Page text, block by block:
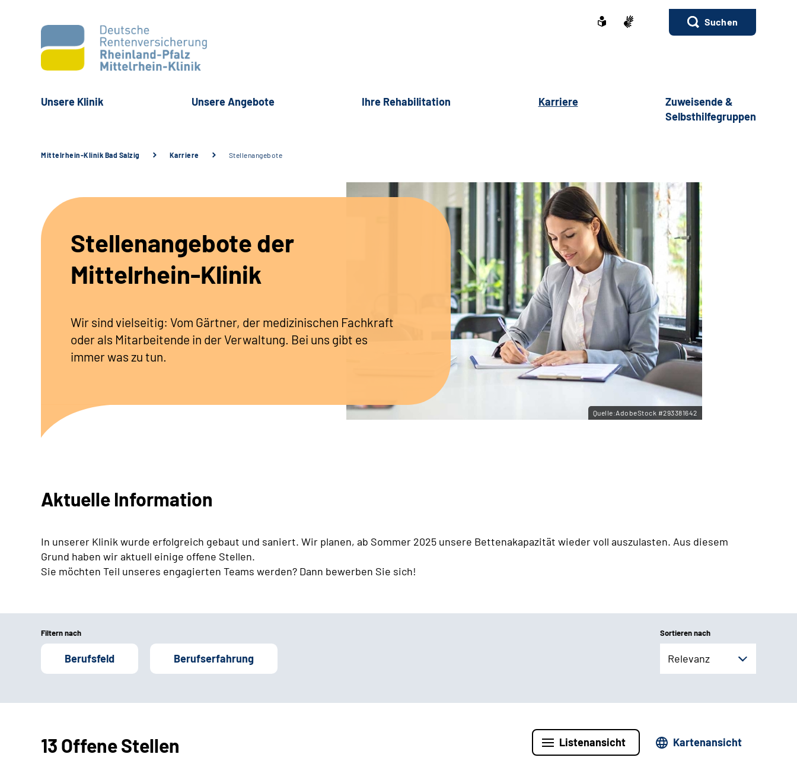
Suchen
Unsere Klinik Unsere Angebote Ihre Rehabilitation Karriere
Zuweisende &
Selbsthilfegruppen
Mittelrhein-Klinik Bad Salzig Karriere Stellenangebote
Stellenangebote der
Mittelrhein-Klinik
Wir sind vielseitig: Vom Gärtner, der medizinischen Fachkraft
oder als Mitarbeitende in der Verwaltung. Bei uns gibt es
immer was zu tun.
Quelle:AdobeStock #293381642
Aktuelle Information
In unserer Klinik wurde erfolgreich gebaut und saniert. Wir planen, ab Sommer 2025 unsere Bettenakapazität wieder voll auszulasten. Aus diesem
Grund haben wir aktuell einige offene Stellen.
Sie möchten Teil unseres engagierten Teams werden? Dann bewerben Sie sich!
Filtern nach
Berufsfeld Berufserfahrung
Sortieren nach
Relevanz
13 Offene Stellen Listenansicht Kartenansicht